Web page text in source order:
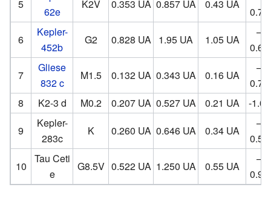
5
62e
K2V 0.353 UA 0.857 UA 0.43 UA
0.70
6
Kepler-
452b
G2 0.828 UA 1.95 UA 1.05 UA
–
0.61
7
Gliese
832 c
M1.5 0.132 UA 0.343 UA 0.16 UA
–
0.72
8
K2-3 d M0.2 0.207 UA 0.527 UA 0.21 UA
-1.00
9
Kepler-
283c
K 0.260 UA 0.646 UA 0.34 UA
–
0.58
10
Tau Ceti
e
G8.5V 0.522 UA 1.250 UA 0.55 UA
–
0.92